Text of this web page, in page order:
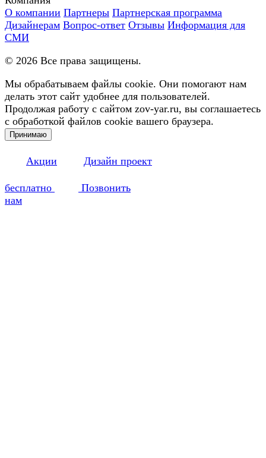
О компании Партнеры Партнерская программа
Дизайнерам Вопрос-ответ Отзывы Информация для
СМИ
© 2026 Все права защищены.
Мы обрабатываем файлы cookie. Они помогают нам
делать этот сайт удобнее для пользователей.
Продолжая работу с сайтом zov-yar.ru, вы соглашаетесь
с обработкой файлов cookie вашего браузера.
Принимаю
Акции Дизайн проект
бесплатно
Позвонить
нам